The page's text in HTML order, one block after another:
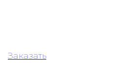
Заказать